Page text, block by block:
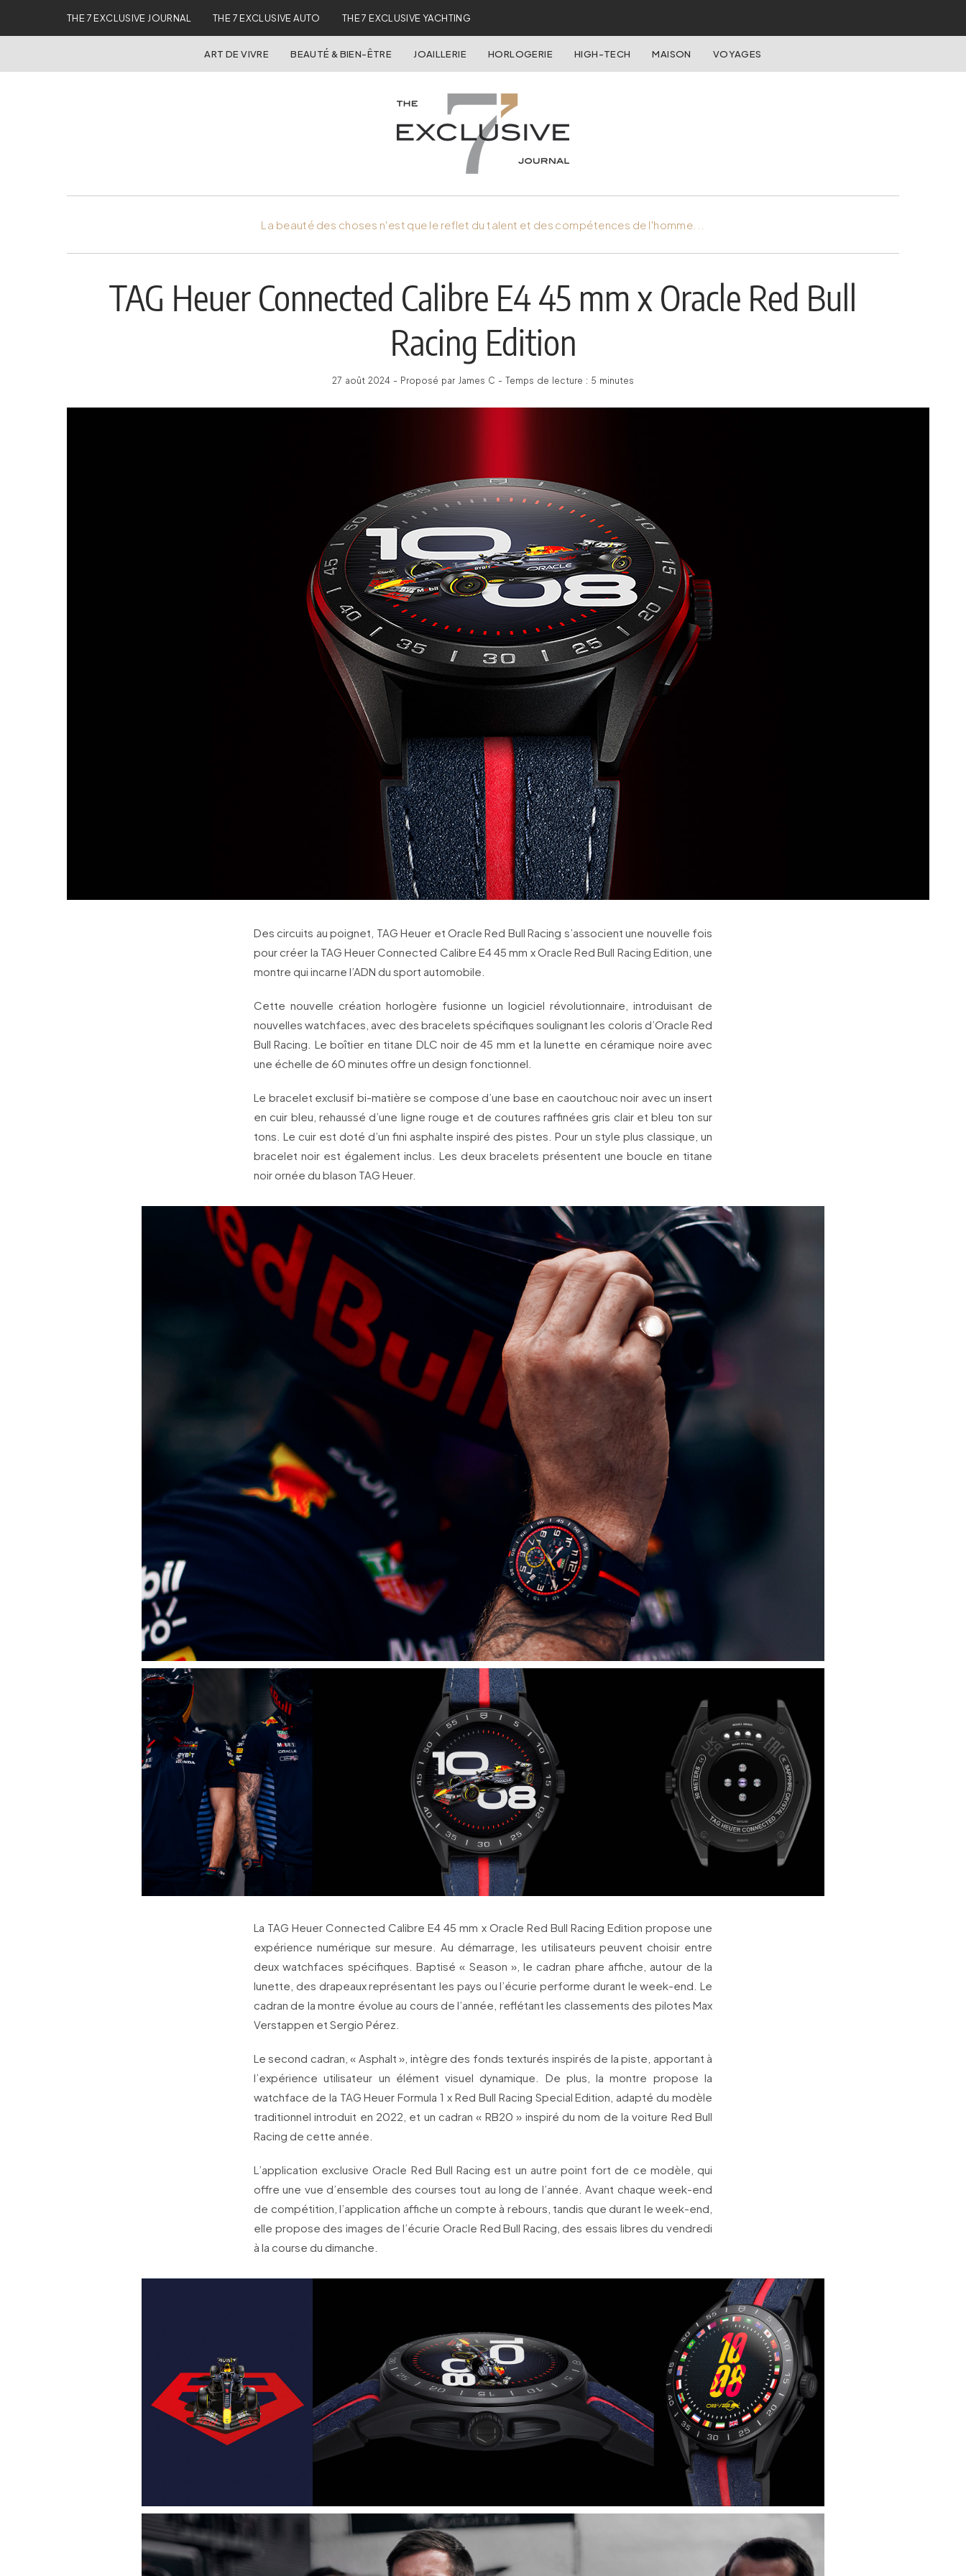
THE 7 EXCLUSIVE JOURNAL THE 7 EXCLUSIVE AUTO THE 7 EXCLUSIVE YACHTING
ART DE VIVRE BEAUTÉ & BIEN-ÊTRE JOAILLERIE HORLOGERIE HIGH-TECH MAISON VOYAGES
La beauté des choses n'est que le reflet du talent et des compétences de l'homme...
TAG Heuer Connected Calibre E4 45 mm x Oracle Red Bull
Racing Edition
27 août 2024 - Proposé par James C - Temps de lecture : 5 minutes
Des circuits au poignet, TAG Heuer et Oracle Red Bull Racing s’associent une nouvelle fois
pour créer la TAG Heuer Connected Calibre E4 45 mm x Oracle Red Bull Racing Edition, une
montre qui incarne l’ADN du sport automobile.
Cette nouvelle création horlogère fusionne un logiciel révolutionnaire, introduisant de
nouvelles watchfaces, avec des bracelets spécifiques soulignant les coloris d’Oracle Red
Bull Racing. Le boîtier en titane DLC noir de 45 mm et la lunette en céramique noire avec
une échelle de 60 minutes offre un design fonctionnel.
Le bracelet exclusif bi-matière se compose d’une base en caoutchouc noir avec un insert
en cuir bleu, rehaussé d’une ligne rouge et de coutures raffinées gris clair et bleu ton sur
tons. Le cuir est doté d’un fini asphalte inspiré des pistes. Pour un style plus classique, un
bracelet noir est également inclus. Les deux bracelets présentent une boucle en titane
noir ornée du blason TAG Heuer.
La TAG Heuer Connected Calibre E4 45 mm x Oracle Red Bull Racing Edition propose une
expérience numérique sur mesure. Au démarrage, les utilisateurs peuvent choisir entre
deux watchfaces spécifiques. Baptisé « Season », le cadran phare affiche, autour de la
lunette, des drapeaux représentant les pays ou l’écurie performe durant le week-end. Le
cadran de la montre évolue au cours de l’année, reflétant les classements des pilotes Max
Verstappen et Sergio Pérez.
Le second cadran, « Asphalt », intègre des fonds texturés inspirés de la piste, apportant à
l’expérience utilisateur un élément visuel dynamique. De plus, la montre propose la
watchface de la TAG Heuer Formula 1 x Red Bull Racing Special Edition, adapté du modèle
traditionnel introduit en 2022, et un cadran « RB20 » inspiré du nom de la voiture Red Bull
Racing de cette année.
L’application exclusive Oracle Red Bull Racing est un autre point fort de ce modèle, qui
offre une vue d’ensemble des courses tout au long de l’année. Avant chaque week-end
de compétition, l’application affiche un compte à rebours, tandis que durant le week-end,
elle propose des images de l’écurie Oracle Red Bull Racing, des essais libres du vendredi
à la course du dimanche.